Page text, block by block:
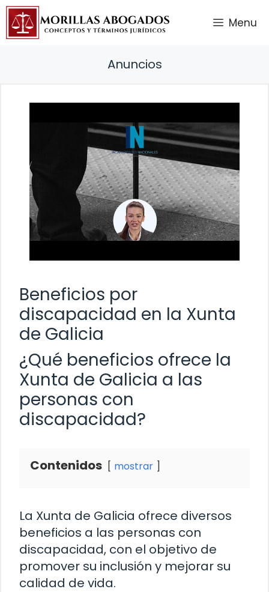
Saltar
contenido
Menu
Anuncios
Beneficios por
discapacidad en la Xunta
de Galicia
¿Qué beneficios ofrece la
Xunta de Galicia a las
personas con
discapacidad?
Contenidos mostrar
La Xunta de Galicia ofrece diversos
beneficios a las personas con
discapacidad, con el objetivo de
promover su inclusión y mejorar su
calidad de vida.